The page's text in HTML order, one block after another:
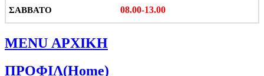
ΣΑΒΒΑΤΟ 08.00-13.00
MENU ΑΡΧΙΚΗ
ΠΡΟΦΙΛ(Home)